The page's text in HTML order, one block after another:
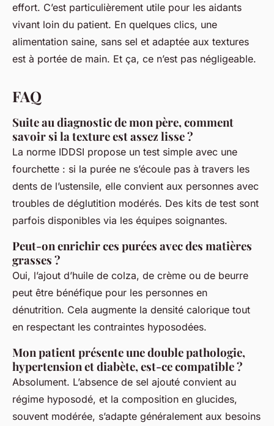
effort. C’est particulièrement utile pour les aidants
vivant loin du patient. En quelques clics, une
alimentation saine, sans sel et adaptée aux textures
est à portée de main. Et ça, ce n’est pas négligeable.
FAQ
Suite au diagnostic de mon père, comment
savoir si la texture est assez lisse ?
La norme IDDSI propose un test simple avec une
fourchette : si la purée ne s’écoule pas à travers les
dents de l’ustensile, elle convient aux personnes avec
troubles de déglutition modérés. Des kits de test sont
parfois disponibles via les équipes soignantes.
Peut-on enrichir ces purées avec des matières
grasses ?
Oui, l’ajout d’huile de colza, de crème ou de beurre
peut être bénéfique pour les personnes en
dénutrition. Cela augmente la densité calorique tout
en respectant les contraintes hyposodées.
Mon patient présente une double pathologie,
hypertension et diabète, est-ce compatible ?
Absolument. L’absence de sel ajouté convient au
régime hyposodé, et la composition en glucides,
souvent modérée, s’adapte généralement aux besoins